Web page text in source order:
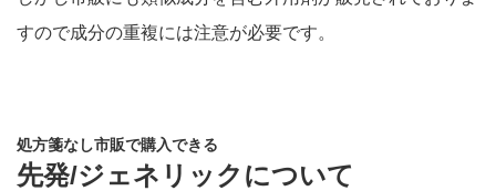
すので成分の重複には注意が必要です。
処方箋なし市販で購入できる
先発/ジェネリックについて